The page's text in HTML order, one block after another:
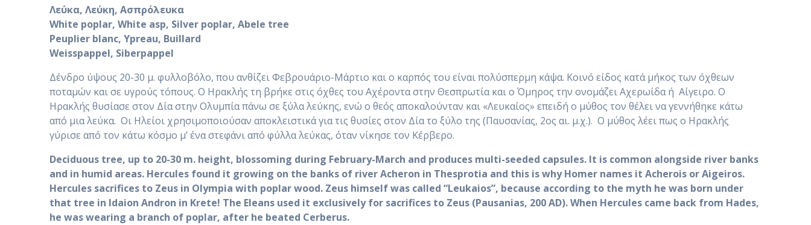
Λεύκα, Λεύκη, Ασπρόλευκα
White poplar, White asp, Silver poplar, Abele tree
Peuplier blanc, Ypreau, Buillard
Weisspappel, Siberpappel
Δένδρο ύψους 20-30 μ. φυλλοβόλο, που ανθίζει Φεβρουάριο-Μάρτιο και ο καρπός του είναι πολύσπερμη κάψα. Κοινό είδος κατά μήκος των όχθεων
ποταμών και σε υγρούς τόπους. Ο Ηρακλής τη βρήκε στις όχθες του Αχέροντα στην Θεσπρωτία και ο Όμηρος την ονομάζει Αχερωίδα ή Αίγειρο. Ο
Ηρακλής θυσίασε στον Δία στην Ολυμπία πάνω σε ξύλα λεύκης, ενώ ο θεός αποκαλούνταν και «Λευκαίος» επειδή ο μύθος τον θέλει να γεννήθηκε κάτω
από μια λεύκα. Οι Ηλείοι χρησιμοποιούσαν αποκλειστικά για τις θυσίες στον Δία το ξύλο της (Παυσανίας, 2ος αι. μ.χ.). Ο μύθος λέει πως ο Ηρακλής
γύρισε από τον κάτω κόσμο μ’ ένα στεφάνι από φύλλα λεύκας, όταν νίκησε τον Κέρβερο.
Deciduous tree, up to 20-30 m. height, blossoming during February-March and produces multi-seeded capsules. It is common alongside river banks
and in humid areas. Hercules found it growing on the banks of river Acheron in Thesprotia and this is why Homer names it Acherois or Aigeiros.
Hercules sacrifices to Zeus in Olympia with poplar wood. Zeus himself was called “Leukaios”, because according to the myth he was born under
that tree in Idaion Andron in Krete! The Eleans used it exclusively for sacrifices to Zeus (Pausanias, 200 AD). When Hercules came back from Hades,
he was wearing a branch of poplar, after he beated Cerberus.